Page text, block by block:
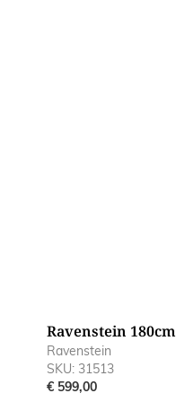
Ravenstein 180cm
Ravenstein
SKU: 31513
€ 599,00